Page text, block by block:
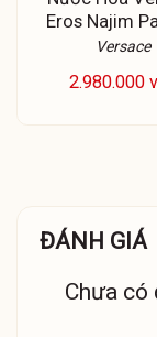
Eros Najim
Versace
2.980.000
ĐÁNH GIÁ
Chưa có